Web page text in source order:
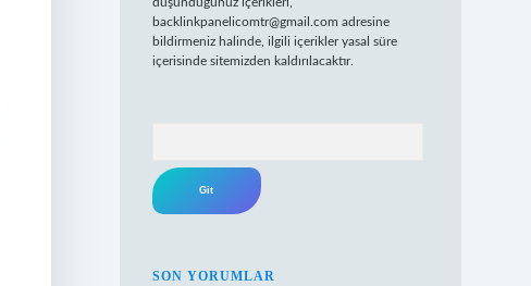
backlinkpanelicomtr@gmail.com adresine
bildirmeniz halinde, ilgili içerikler yasal süre
içerisinde sitemizden kaldırılacaktır.
SON YORUMLAR